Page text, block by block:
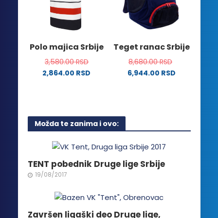
mogu
biti
izabrane
stranici
proizvoda.
biti
izabrane
na
proizvoda.
Polo majica Srbije
3,580.00RSD
2,864.00 RSD
više
varijanti.
mogu
biti
izabrane
stranici
Teget ranac Srbije
8,680.00RSD
6,944.00 RSD
Možda te zanima i ovo:
TENT pobednik Druge lige Srbije
19/08/2017
Završen ligaški deo Druge lige,